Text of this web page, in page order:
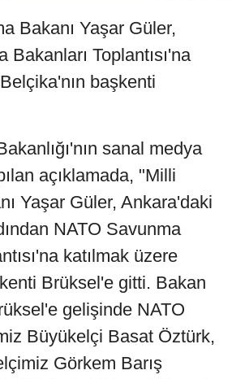
Bakanı Yaşar Güler,
Bakanları Toplantısı'na
başkenti
sanal medya
açıklamada, "Milli
Yaşar Güler, Ankara'daki
NATO Savunma
katılmak üzere
Brüksel'e gitti. Bakan
gelişinde NATO
Büyükelçi Basat Öztürk,
Görkem Barış